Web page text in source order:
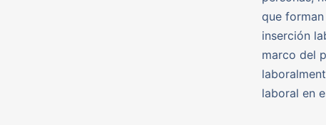
que
inserción
marco del
laboral en